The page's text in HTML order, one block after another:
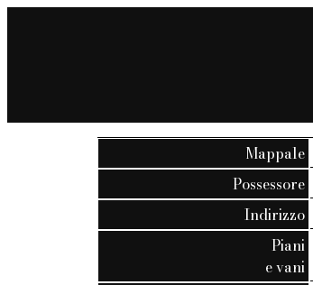
Mappale
Possessore
Indirizzo
Piani
e vani